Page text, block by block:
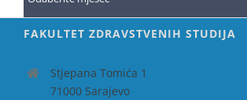
FAKULTET ZDRAVSTVENIH STUDIJA
Stjepana Tomića 1
71000 Sarajevo